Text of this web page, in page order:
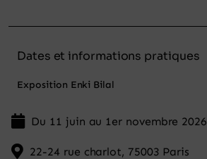
Dates et informations pratiques
Exposition Enki Bilal
Du 11 juin au 1er novembre 2026
22-24 rue charlot, 75003 Paris